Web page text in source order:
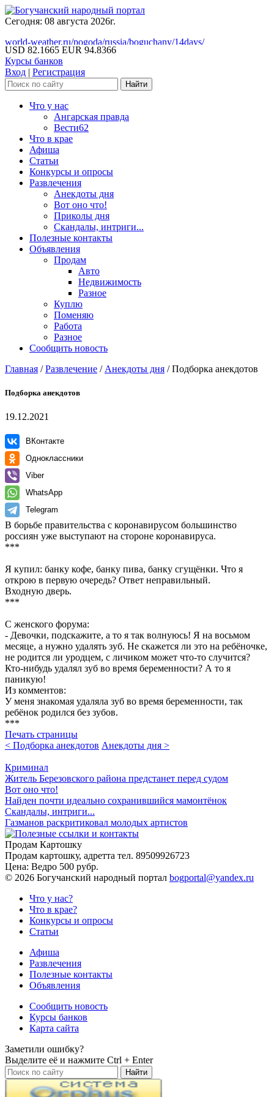
Сегодня: 08 августа 2026г.
world-weather.ru/pogoda/russia/boguchany/14days/
USD 82.1665 EUR 94.8366
Курсы банков
Вход | Регистрация
Что у нас
Ангарская правда
Вести62
Что в крае
Афиша
Статьи
Конкурсы и опросы
Развлечения
Анекдоты дня
Вот оно что!
Приколы дня
Скандалы, интриги...
Полезные контакты
Объявления
Продам
Авто
Недвижимость
Разное
Куплю
Поменяю
Работа
Разное
Сообщить новость
Главная /Развлечение / Анекдоты дня /Подборка анекдотов
Подборка анекдотов
19.12.2021
ВКонтакте
Одноклассники
Viber
WhatsApp
Telegram
В борьбе правительства с коронавирусом большинство
россиян уже выступают на стороне коронавируса.
***
Я купил: банку кофе, банку пива, банку сгущёнки. Что я
открою в первую очередь? Ответ неправильный.
Входную дверь.
***
С женского форума:
- Девочки, подскажите, а то я так волнуюсь! Я на восьмом
месяце, а нужно удалять зуб. Не скажется ли это на ребёночке,
не родится ли уродцем, с личиком может что-то случится?
Кто-нибудь удалял зуб во время беременности? А то я
паникую!
Из комментов:
У меня знакомая удаляла зуб во время беременности, так
ребёнок родился без зубов.
***
Печать страницы
< Подборка анекдотов Анекдоты дня >
Криминал
Житель Березовского района предстанет перед судом
Вот оно что!
Найден почти идеально сохранившийся мамонтёнок
Скандалы, интриги...
Газманов раскритиковал молодых артистов
Продам Картошку
Продам картошку, адретта тел. 89509926723
Цена: Ведро 500 рубр.
© 2026 Богучанский народный портал bogportal@yandex.ru
Что у нас?
Что в крае?
Конкурсы и опросы
Статьи
Афиша
Развлечения
Полезные контакты
Объявления
Сообщить новость
Курсы банков
Карта сайта
Заметили ошибку?
Выделите её и нажмите Ctrl + Enter